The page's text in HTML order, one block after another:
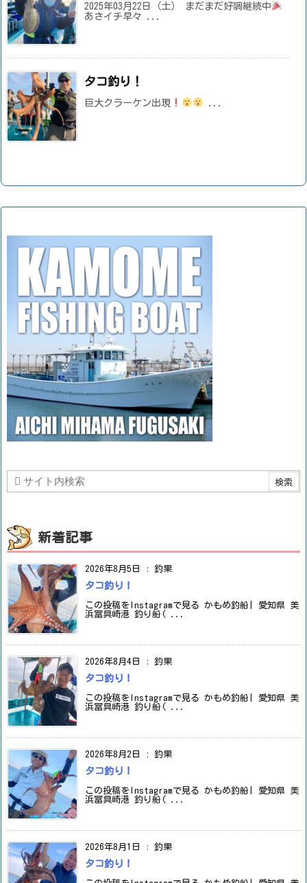
2025年03月22日（土） まだまだ好調継続中
あさイチ早々 ...
タコ釣り！
巨大クラーケン出現
新着記事
2026年8月5日 : 釣果
タコ釣り！
この投稿をInstagramで見る かもめ釣船| 愛知県 美
浜冨具崎港 釣り船( ...
2026年8月4日 : 釣果
タコ釣り！
この投稿をInstagramで見る かもめ釣船| 愛知県 美
浜冨具崎港 釣り船( ...
2026年8月2日 : 釣果
タコ釣り！
この投稿をInstagramで見る かもめ釣船| 愛知県 美
浜冨具崎港 釣り船( ...
2026年8月1日 : 釣果
タコ釣り！